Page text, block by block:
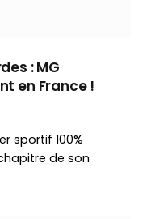
: MG
en France !
sportif 100%
de son